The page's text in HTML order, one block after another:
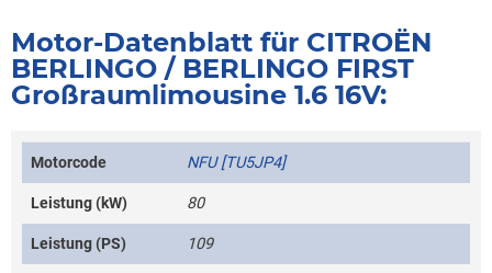
Motor-Datenblatt für CITROËN
BERLINGO / BERLINGO FIRST
Großraumlimousine 1.6 16V:
Motorcode NFU [TU5JP4]
Leistung (kW) 80
Leistung (PS) 109